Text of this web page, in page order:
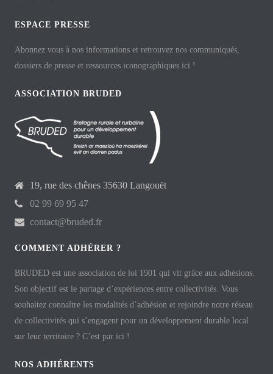
ESPACE PRESSE
Abonnez vous à nos informations et retrouvez nos communiqués,
dossiers de presse et ressources iconographiques ici !
ASSOCIATION BRUDED
19, rue des chênes 35630 Langouët
02 99 69 95 47
contact@bruded.fr
COMMENT ADHÉRER ?
BRUDED est une association de loi 1901 qui vit grâce aux adhésions.
Son objectif est le partage d’expériences entre collectivités. Vous
souhaitez connaître les modalités d’adhésion et rejoindre notre réseau
de collectivités qui s’engagent pour un développement durable local
sur leur territoire ? C’est par ici !
NOS ADHÉRENTS